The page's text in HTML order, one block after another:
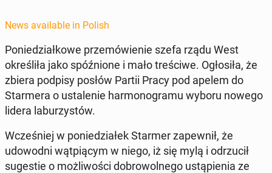
News available in Polish
Poniedzi­ałkowe przemówie­nie szefa rządu West
określiła jako spóźnione i mało treś­ci­we. Ogłosiła, że
zbiera podpisy posłów Partii Pracy pod apelem do
Starmera o ustal­e­nie har­mono­gra­mu wyboru nowego
lidera laburzys­tów.
Wcześniej w poniedzi­ałek Starmer za­pewnił, że
udowod­ni wąt­pią­cym w niego, iż się mylą i odrzu­cił
sug­estie o możli­woś­ci do­browol­nego ustąpi­enia ze